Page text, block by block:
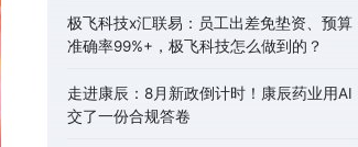
极飞科技x汇联易：员工出差免垫资、预算
准确率99%+，极飞科技怎么做到的？
走进康辰：8月新政倒计时！康辰药业用AI
交了一份合规答卷